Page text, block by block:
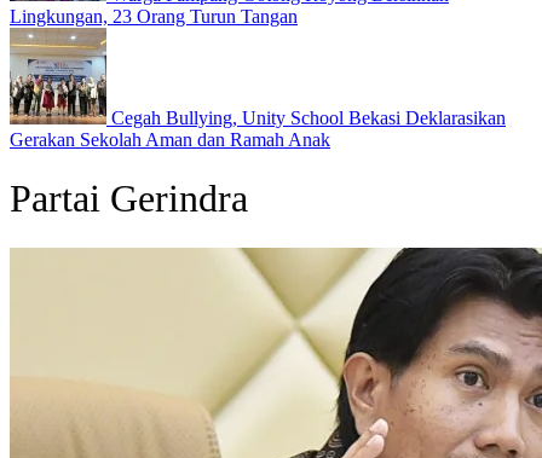
Lingkungan, 23 Orang Turun Tangan
Cegah Bullying, Unity School Bekasi Deklarasikan
Gerakan Sekolah Aman dan Ramah Anak
Partai Gerindra